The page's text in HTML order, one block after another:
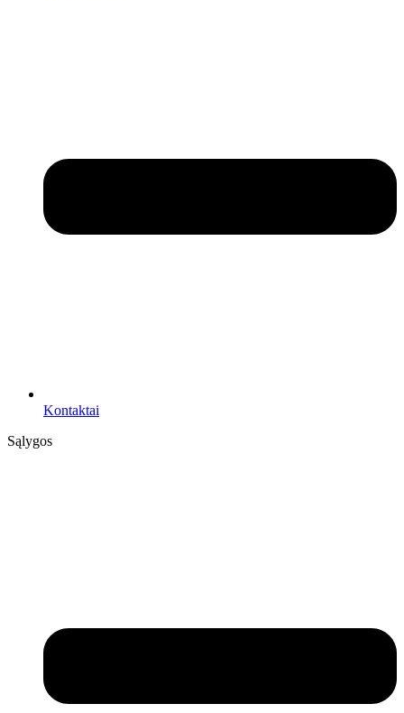
Kontaktai
Sąlygos